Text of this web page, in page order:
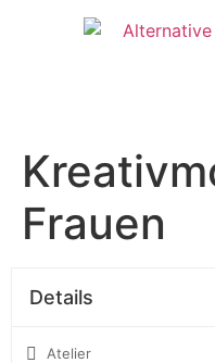
Frauen
Details
Atelier